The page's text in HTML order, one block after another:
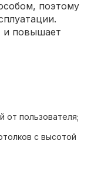
поэтому
и повышает
от пользователя;
с высотой